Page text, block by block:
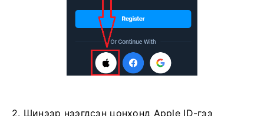
2. Шинээр нээгдсэн цонхонд Apple ID-гээ